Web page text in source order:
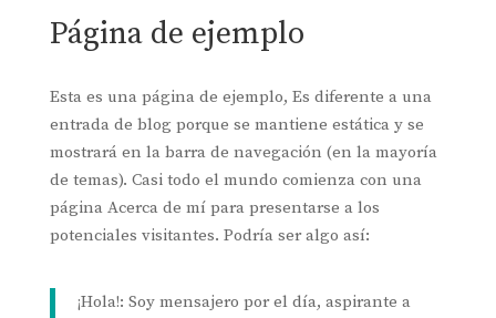
Página de ejemplo
Esta es una página de ejemplo, Es diferente a una
entrada de blog porque se mantiene estática y se
mostrará en la barra de navegación (en la mayoría
de temas). Casi todo el mundo comienza con una
página Acerca de mí para presentarse a los
potenciales visitantes. Podría ser algo así:
¡Hola!: Soy mensajero por el día, aspirante a